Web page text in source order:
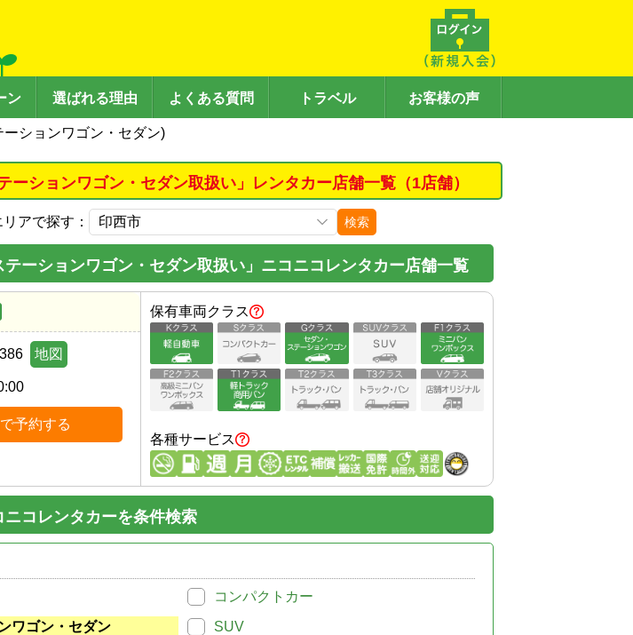
ン 選ばれる理由 よくある質問 トラベル お客様の声
ーションワゴン・セダン)
ーションワゴン・セダン取扱い」レンタカー店舗一覧（1店舗）
リアで探す： 検索
テーションワゴン・セダン取扱い」ニコニコレンタカー店舗一覧
地図
予約する
保有車両クラス
各種サービス
ニコレンタカーを条件検索
コンパクトカー
ワゴン・セダン
SUV